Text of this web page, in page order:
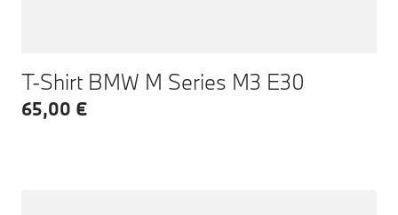
T-Shirt BMW M Series M3 E30
65,00 €